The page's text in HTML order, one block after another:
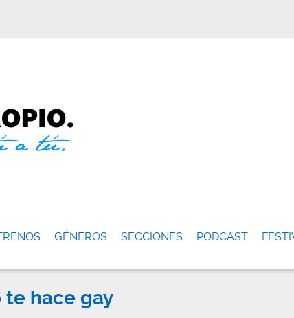
GÉNEROS SECCIONES PODCAST
te hace gay